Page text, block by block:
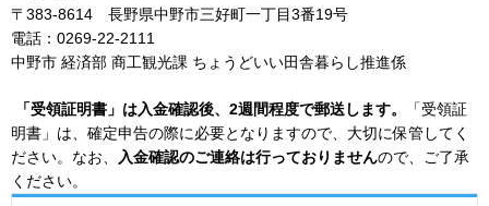
〒383-8614 長野県中野市三好町一丁目3番19号
電話：0269-22-2111
中野市 経済部 商工観光課 ちょうどいい田舎暮らし推進係
「受領証明書」は入金確認後、2週間程度で郵送します。
「受領証
明書」は、確定申告の際に必要となりますので、大切に保管してく
ださい。なお、
入金確認のご連絡は行っておりませんので、ご了承
ください。